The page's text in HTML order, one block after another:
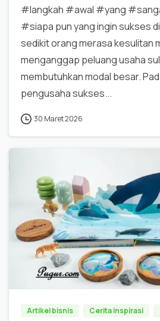
#langkah #awal #yang
#siapa pun yang ingin sukses
sedikit orang merasa kesulitan
menganggap peluang usaha
membutuhkan modal besar.
pengusaha sukses...
30 Maret 2026
Artikel bisnis Cerita inspirasi